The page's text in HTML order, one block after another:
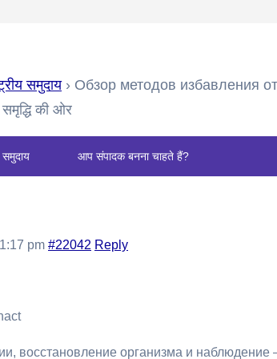
की ओर
समुदाय आप संपादक बनना चाहते हैं?
समुदाय › Обзор методов избавления
pm #22042 Reply
восстановление организма и